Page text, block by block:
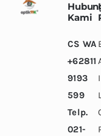
Kami
CS WA
+62811
9193
599
Telp.
021-